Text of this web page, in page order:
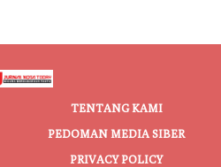
TENTANG KAMI
PEDOMAN MEDIA SIBER
PRIVACY POLICY